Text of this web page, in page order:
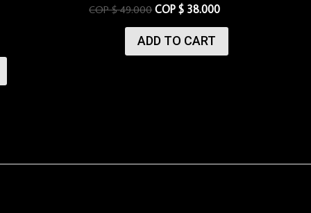
COP $49.000 COP $ 38.000
ADD TO CART